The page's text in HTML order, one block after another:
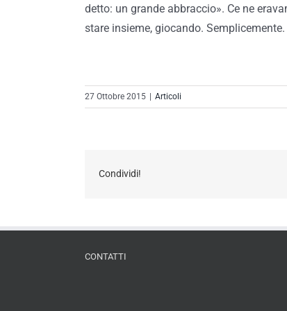
detto: un grande abbraccio». Ce ne
stare insieme, giocando. Semplicemente.
27 Ottobre 2015 | Articoli
Condividi!
CONTATTI